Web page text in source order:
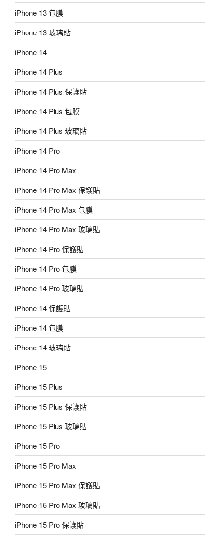
iPhone 13 包膜
iPhone 13 玻璃貼
iPhone 14
iPhone 14 Plus
iPhone 14 Plus 保護貼
iPhone 14 Plus 包膜
iPhone 14 Plus 玻璃貼
iPhone 14 Pro
iPhone 14 Pro Max
iPhone 14 Pro Max 保護貼
iPhone 14 Pro Max 包膜
iPhone 14 Pro Max 玻璃貼
iPhone 14 Pro 保護貼
iPhone 14 Pro 包膜
iPhone 14 Pro 玻璃貼
iPhone 14 保護貼
iPhone 14 包膜
iPhone 14 玻璃貼
iPhone 15
iPhone 15 Plus
iPhone 15 Plus 保護貼
iPhone 15 Plus 玻璃貼
iPhone 15 Pro
iPhone 15 Pro Max
iPhone 15 Pro Max 保護貼
iPhone 15 Pro Max 玻璃貼
iPhone 15 Pro 保護貼